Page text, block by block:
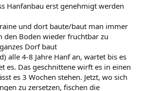
Hanfanbau erst genehmigt werden
und dort baute/baut man immer
den Boden wieder fruchtbar zu
Dorf baut
alle 4-8 Jahre Hanf an, wartet bis es
es. Das geschnittene wirft es in einen
es 3 Wochen stehen. Jetzt, wo sich
zu zersetzen, fischen die